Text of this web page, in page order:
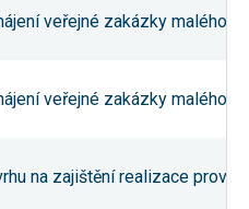
veřejné zakázky malého
veřejné zakázky malého
na zajištění realizace